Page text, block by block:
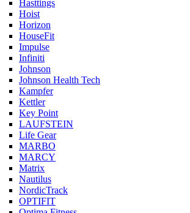
Hasttings
Hoist
Horizon
HouseFit
Impulse
Infiniti
Johnson
Johnson Health Tech
Kampfer
Kettler
Key Point
LAUFSTEIN
Life Gear
MARBO
MARCY
Matrix
Nautilus
NordicTrack
OPTIFIT